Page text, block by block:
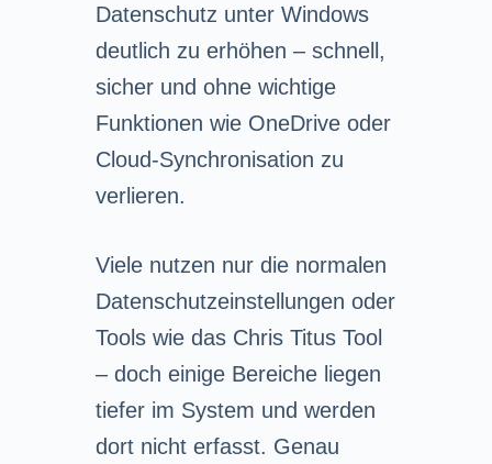
Datenschutz unter Windows
deutlich zu erhöhen – schnell,
sicher und ohne wichtige
Funktionen wie OneDrive oder
Cloud-Synchronisation zu
verlieren.
Viele nutzen nur die normalen
Datenschutzeinstellungen oder
Tools wie das Chris Titus Tool
– doch einige Bereiche liegen
tiefer im System und werden
dort nicht erfasst. Genau